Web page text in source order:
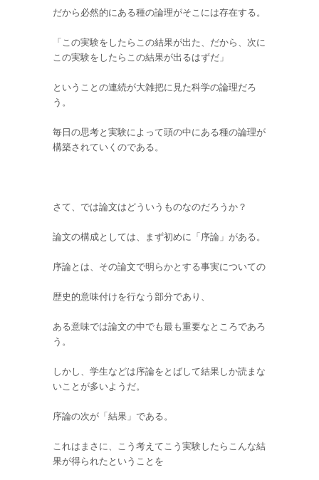
だから必然的にある種の論理がそこには存在する。
「この実験をしたらこの結果が出た、だから、次に
この実験をしたらこの結果が出るはずだ」
ということの連続が大雑把に見た科学の論理だろ
う。
毎日の思考と実験によって頭の中にある種の論理が
構築されていくのである。
さて、では論文はどういうものなのだろうか？
論文の構成としては、まず初めに「序論」がある。
序論とは、その論文で明らかとする事実についての
歴史的意味付けを行なう部分であり、
ある意味では論文の中でも最も重要なところであろ
う。
しかし、学生などは序論をとばして結果しか読まな
いことが多いようだ。
序論の次が「結果」である。
これはまさに、こう考えてこう実験したらこんな結
果が得られたということを